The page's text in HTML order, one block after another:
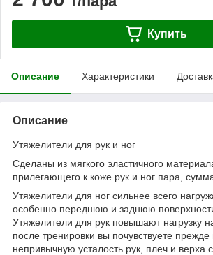
Купить
Описание Характеристики
Описание
Утяжелители для рук и ног
Сделаны из мягкого эластичного
прилегающего к коже рук и ног пара,
Утяжелители для ног сильнее всего
особенно переднюю и заднюю
Утяжелители для рук повышают нагрузку
после тренировки вы почувствуете прежде
непривычную усталость рук, плеч и верха